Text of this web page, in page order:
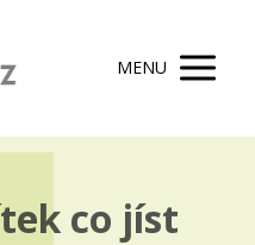
MENU
co jíst